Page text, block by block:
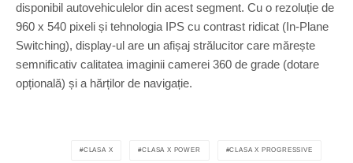
disponibil autovehiculelor din acest segment. Cu o rezoluție de
960 x 540 pixeli și tehnologia IPS cu contrast ridicat (In-Plane
Switching), display-ul are un afișaj strălucitor care mărește
semnificativ calitatea imaginii camerei 360 de grade (dotare
opțională) și a hărților de navigație.
CLASA X CLASA X POWER CLASA X PROGRESSIVE